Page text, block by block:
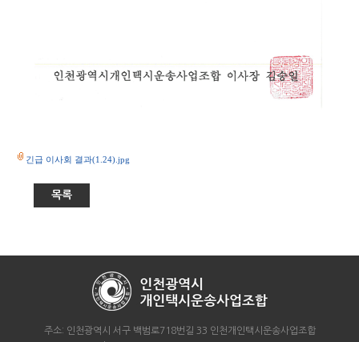
긴급 이사회 결과(1.24).jpg
목록
주소: 인천광역시 서구 백범로718번길 33 인천개인택시운송사업조합